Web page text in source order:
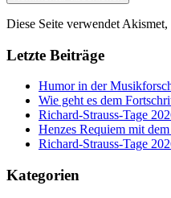
Diese Seite verwendet
Letzte Beiträge
Humor in der
Wie geht es dem
Richard-Strauss-Tage
Henzes Requiem mit
Richard-Strauss-Tage
Kategorien